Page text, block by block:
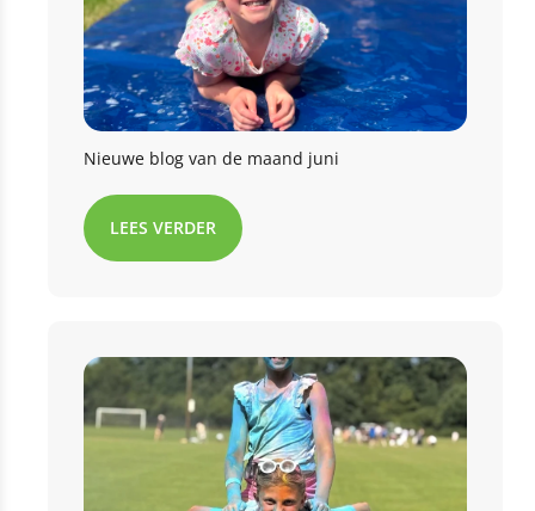
Nieuwe blog van de maand juni
LEES VERDER